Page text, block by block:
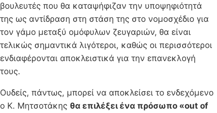
βουλευτές που θα καταψήφιζαν την υποψηφιότητά
της ως αντίδραση στη στάση της στο νομοσχέδιο για
τον γάμο μεταξύ ομόφυλων ζευγαριών, θα είναι
τελικώς σημαντικά λιγότεροι, καθώς οι περισσότεροι
ενδιαφέρονται αποκλειστικά για την επανεκλογή
τους.
Ουδείς, πάντως, μπορεί να αποκλείσει το ενδεχόμενο
ο Κ. Μητσοτάκης θα επιλέξει ένα πρόσωπο «out of